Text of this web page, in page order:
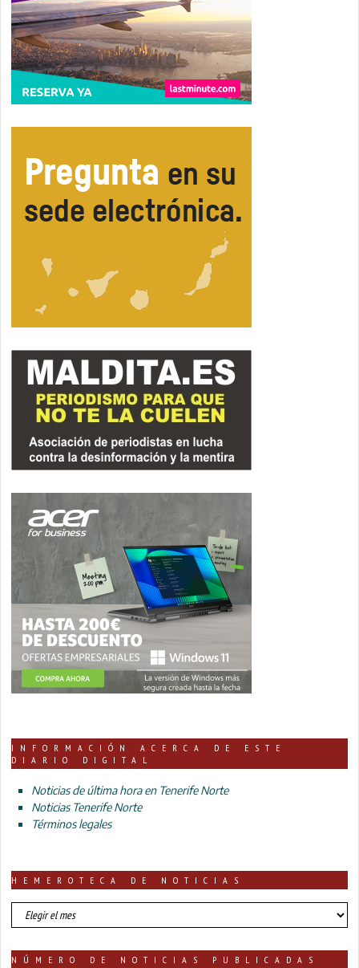
INFORMACIÓN ACERCA DE ESTE
DIARIO DIGITAL
Noticias de última hora en Tenerife Norte
Noticias Tenerife Norte
Términos legales
HEMEROTECA DE NOTICIAS
HEMEROTECA
DE
NÚMERO DE NOTICIAS PUBLICADAS